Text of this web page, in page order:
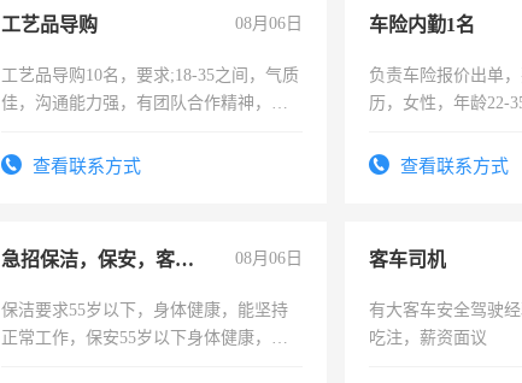
工艺品导购 08月06日
工艺品导购10名，要求;18-35之间，气质
佳，沟通能力强，有团队合作精神，有
查看联系方式
车险内勤1名
负责车险报价出单
历，女性，年龄22-
试用期1-3个月，转
查看联系方式
急招保洁，保安，客服，工程 08月06日
保洁要求55岁以下，身体健康，能坚持
正常工作，保安55岁以下身体健康，有
客车司机
有大客车安全驾驶
吃注，薪资面议